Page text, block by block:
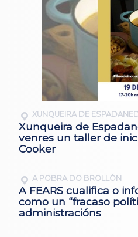
XUNQUEIRA DE
Xunqueira de
venres un taller de
Cooker
A POBRA DO BROLLÓN
A FEARS cualifica o
como un “fracaso
administracións